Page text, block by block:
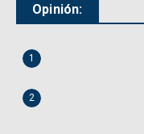
Opinión:
1
2